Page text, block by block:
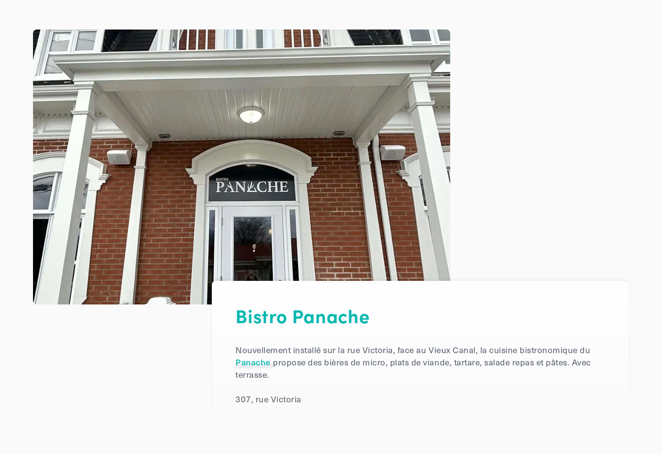
Bistro Panache
Nouvellement installé sur la rue Victoria, face au Vieux Canal, la cuisine bistronomique du
Panache propose des bières de micro, plats de viande, tartare, salade repas et pâtes. Avec
terrasse.
307, rue Victoria